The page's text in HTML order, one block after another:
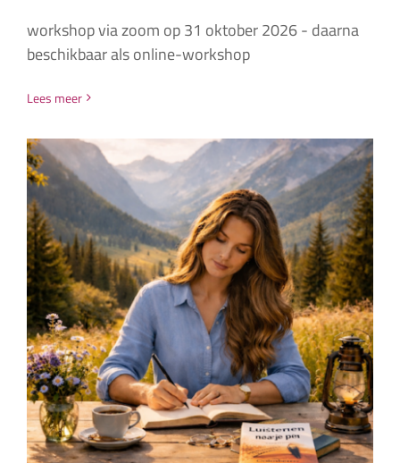
workshop via zoom op 31 oktober 2026 - daarna
beschikbaar als online-workshop
Lees meer